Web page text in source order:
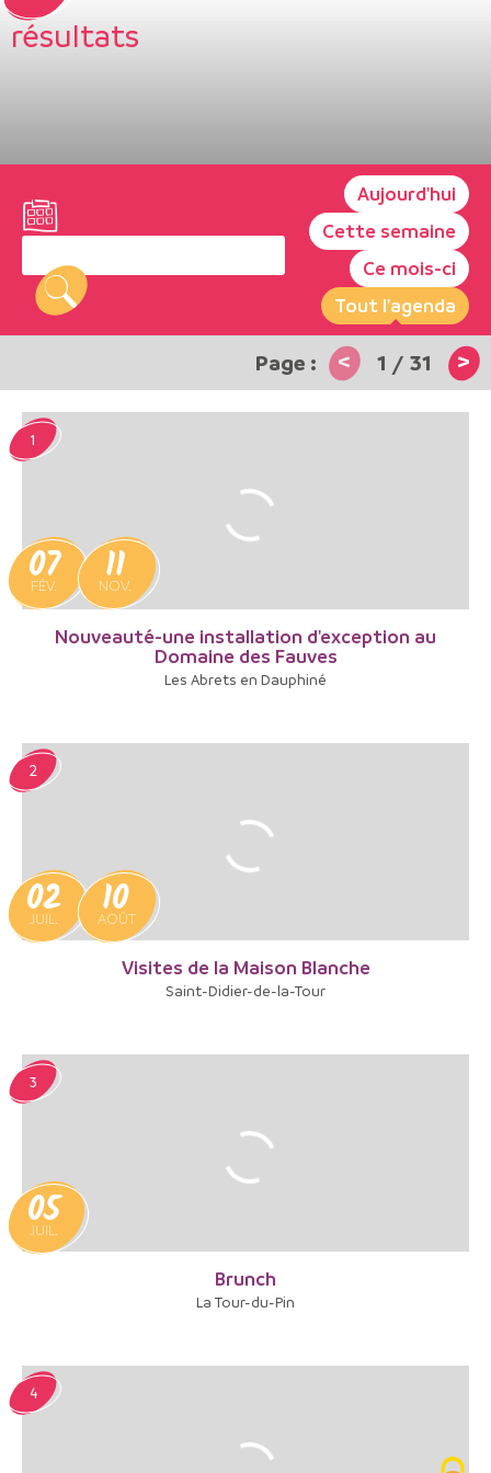
résultats
Aujourd'hui
Cette semaine
Ce mois-ci
Tout l'agenda
< 1 / 31 >
Nouveauté-une installation d'exception au
Domaine des Fauves
Les Abrets en Dauphiné
07
FÉV. 11
NOV.
1
Visites de la Maison Blanche
Saint-Didier-de-la-Tour
02
JUIL. 10
AOÛT
2
Brunch
La Tour-du-Pin
05
JUIL.
3
4